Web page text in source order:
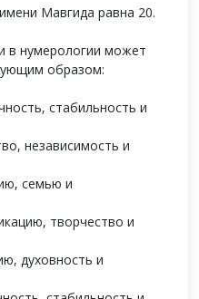
Мавгида равна 20.
в нумерологии может
образом:
стабильность и
независимость и
семью и
творчество и
духовность и